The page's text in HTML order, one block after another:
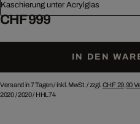
Kaschierung unter Acrylglas
CHF 999
IN DEN
Versand in 7 Tagen /inkl. MwSt. / zzgl. CHF 29,90
2020/2020/ HHL74